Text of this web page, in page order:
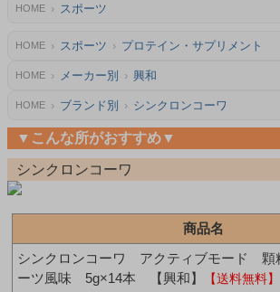
HOME スポーツ
HOME スポーツ プロテイン・サプリメント
HOME メーカー別 興和
HOME ブランド別 シンクロンコーワ
▼こんな所がおすすめ▼
シンクロンコーワ
商品名
シンクロンコーワ アクティブモード
ーツ風味 5g×14本 【興和】
【送料無料】